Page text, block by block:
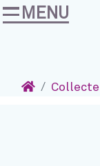
Accéder au
MENU
AccueilCollecte